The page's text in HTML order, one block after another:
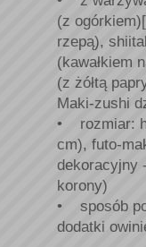
(z
rzepą),
(kawałkiem
(z żółtą
Maki-zushi
• rozmiar:
cm), futo-
dekoracyjny
korony)
• sposób
dodatki